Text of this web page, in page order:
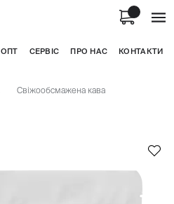
ОПТ СЕРВІС ПРО НАС КОНТАКТИ
Свіжообсмажена кава